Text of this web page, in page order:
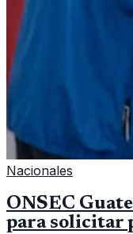
Nacionales
ONSEC
para solicitar